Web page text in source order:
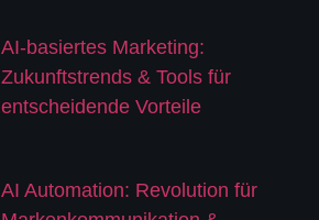
AI-basiertes Marketing:
Zukunftstrends & Tools für
entscheidende Vorteile
AI Automation: Revolution für